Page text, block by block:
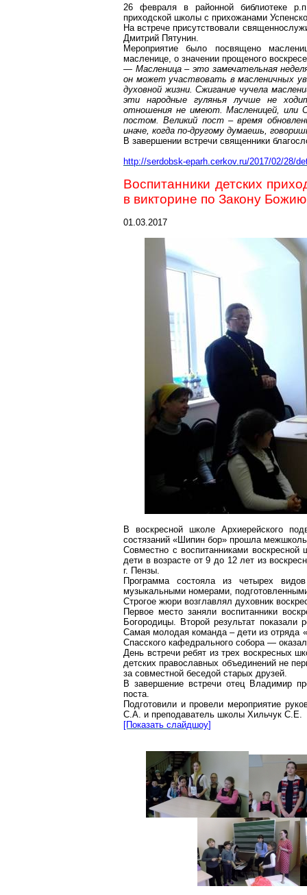
26 февраля в районной библиотеке
приходской школы с прихожанами
На встрече присутствовали
Дмитрий Пятунин.
Мероприятие было посвящено
масленице, о значении прощеного
— Масленица – это замечательная
он может участвовать в масленичных
духовной жизни. Сжигание чучела
эти народные гулянья лучше не
отношения не имеют. Масленицей, или
постом. Великий пост – время
иначе, когда по-другому думаешь,
В завершении встречи священники
http://serdobsk-eparh.cerkov.ru/2017/02/28/
Воспитанники детских
в викторине по Закону Божию
01.03.2017
В воскресной школе Архиерейского
состязаний «Шипин бор» прошла
Совместно с воспитанниками
дети в возрасте от 9 до 12 лет из
г. Пензы.
Программа состояла из четырех
музыкальными номерами,
Строгое жюри возглавлял духовник
Первое место заняли воспитанники
Богородицы. Второй результат
Самая молодая команда – дети из отряда
Спасского кафедрального собора —
День встречи ребят из трех воскресных
детских православных объединений не
за совместной беседой старых друзей.
В завершение встречи отец Владимир
поста.
Подготовили и провели мероприятие
С.А. и преподаватель школы Хильчук С.Е.
[Показать слайдшоу]